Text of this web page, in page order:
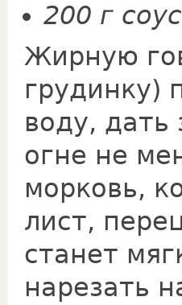
200 г
Жирную
грудинку)
воду, дать
огне не
морковь,
лист,
станет
нарезать